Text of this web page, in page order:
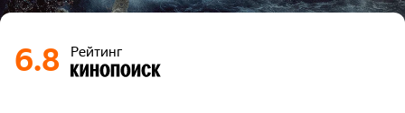
6.8 Рейтинг